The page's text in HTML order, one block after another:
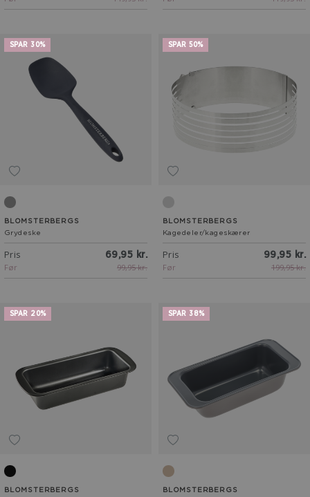
SPAR 30%
Grå
BLOMSTERBERGS
Grydeske
Pris
69,95 kr.
Før
99,95 kr.
SPAR 50%
Stål
BLOMSTERBERGS
Kagedeler/kageskærer
Pris
99,95 kr.
Før
199,95 kr.
SPAR 20%
Black Steel
BLOMSTERBERGS
SPAR 38%
Latte
BLOMSTERBERGS